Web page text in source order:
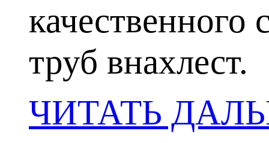
труб внахлест.
ЧИТАТЬ